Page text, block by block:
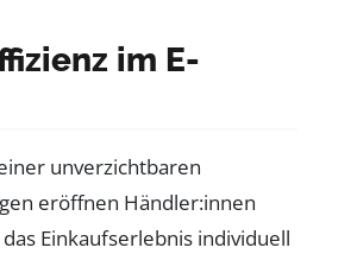
im E-
unverzichtbaren
eröffnen Händler:innen
Einkaufserlebnis individuell